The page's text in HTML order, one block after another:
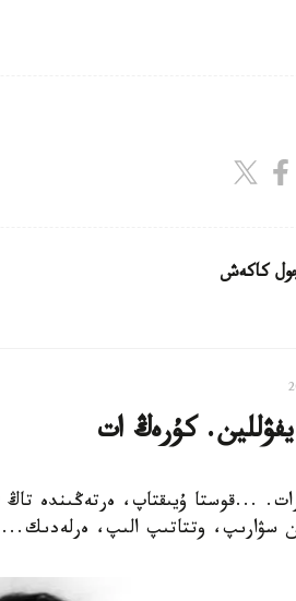
كاكەش
كۇرەڭ ات
...قوستا ۇيىقتاپ، ەرتەڭىندە
سۋارىپ، وتتاتىپ الىپ، ەرلەدىك...